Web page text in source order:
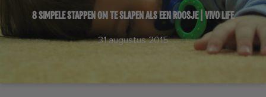
8 SIMPELE STAPPEN OM TE SLAPEN ALS EEN ROOSJE | VIVO LIFE
31 augustus 2015